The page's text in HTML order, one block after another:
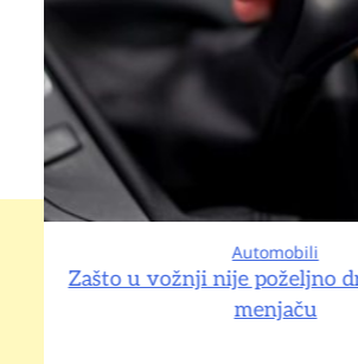
Automobili
Zašto u vožnji nije poželjno
menjaču